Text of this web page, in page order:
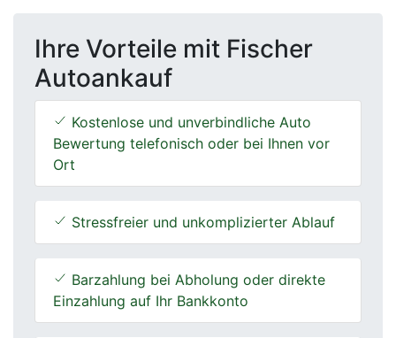
Ihre Vorteile mit Fischer
Autoankauf
Kostenlose und unverbindliche Auto
Bewertung telefonisch oder bei Ihnen vor
Ort
Stressfreier und unkomplizierter Ablauf
Barzahlung bei Abholung oder direkte
Einzahlung auf Ihr Bankkonto